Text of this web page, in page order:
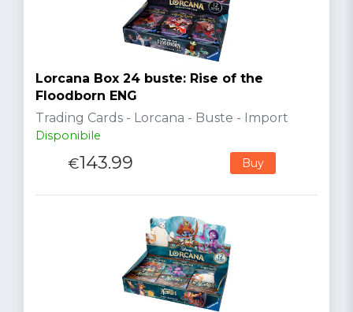
Lorcana Box 24 buste: Rise of the
Floodborn ENG
Trading Cards - Lorcana - Buste - Import
Disponibile
€143.99 Buy